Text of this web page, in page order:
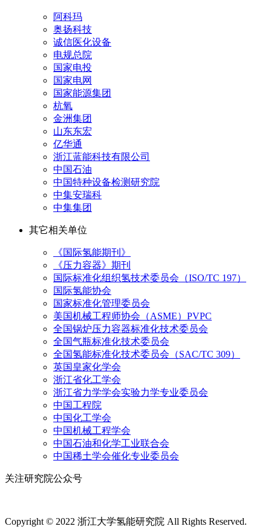
阿科玛
奥扬科技
诚信医化设备
电规总院
国家电投
国家电网
国家能源集团
杭氧
金洲集团
山东东宏
亿华通
浙江蓝能科技有限公司
中国石油
中国特种设备检测研究院
中集安瑞科
中集集团
其它相关单位
《国际氢能期刊》
《压力容器》期刊
国际标准化组织氢技术委员会（ISO/TC 197）
国际氢能协会
国家标准化管理委员会
美国机械工程师协会（ASME）PVPC
全国锅炉压力容器标准化技术委员会
全国气瓶标准化技术委员会
全国氢能标准化技术委员会（SAC/TC 309）
英国皇家化学会
浙江省化工学会
浙江省力学学会实验力学专业委员会
中国工程院
中国化工学会
中国机械工程学会
中国石油和化学工业联合会
中国稀土学会催化专业委员会
关注研究院公众号
Copyright © 2022 浙江大学氢能研究院 All Rights Reserved.